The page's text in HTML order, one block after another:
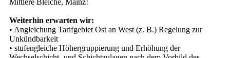
Mittlere Bleiche, Mainz!
Weiterhin erwarten wir:
• Angleichung Tarifgebiet Ost an West (z. B.) Regelung zur
Unkündbarkeit
• stufengleiche Höhergruppierung und Erhöhung der